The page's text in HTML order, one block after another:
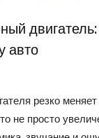
двигатель:
авто
резко
не просто